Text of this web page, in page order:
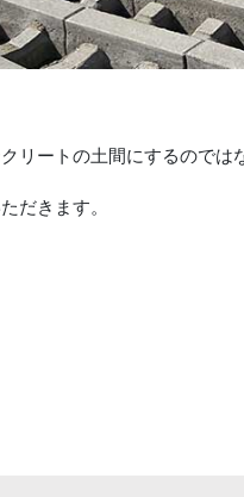
リートの土間にするのでは
だきます。